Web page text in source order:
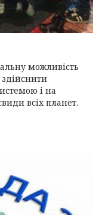
можливість
і на
всіх планет.